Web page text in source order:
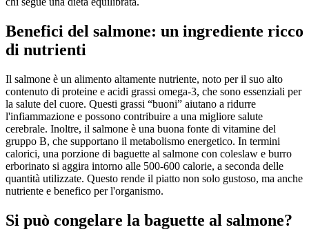
Benefici del salmone: un ingrediente ricco
di nutrienti
Il salmone è un alimento altamente nutriente, noto per il suo alto
contenuto di proteine e acidi grassi omega-3, che sono essenziali per
la salute del cuore. Questi grassi “buoni” aiutano a ridurre
l'infiammazione e possono contribuire a una migliore salute
cerebrale. Inoltre, il salmone è una buona fonte di vitamine del
gruppo B, che supportano il metabolismo energetico. In termini
calorici, una porzione di baguette al salmone con coleslaw e burro
erborinato si aggira intorno alle 500-600 calorie, a seconda delle
quantità utilizzate. Questo rende il piatto non solo gustoso, ma anche
nutriente e benefico per l'organismo.
Si può congelare la baguette al salmone?